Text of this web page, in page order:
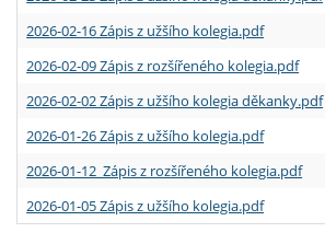
2026-02-16 Zápis z užšího kolegia.pdf
2026-02-09 Zápis z rozšířeného kolegia.pdf
2026-02-02 Zápis z užšího kolegia děkanky.pdf
2026-01-26 Zápis z užšího kolegia.pdf
2026-01-12 Zápis z rozšířeného kolegia.pdf
2026-01-05 Zápis z užšího kolegia.pdf